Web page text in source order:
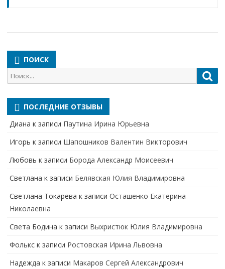
ПОИСК
Поиск
для:
ПОСЛЕДНИЕ ОТЗЫВЫ
Диана к записи Паутина Ирина Юрьевна
Игорь к записи Шапошников Валентин Викторович
Любовь к записи Борода Александр Моисеевич
Светлана к записи Белявская Юлия Владимировна
Cветлана Токарева к записи Осташенко Екатерина
Николаевна
Света Бодина к записи Выхристюк Юлия Владимировна
Фолькс к записи Ростовская Ирина Львовна
Надежда к записи Макаров Сергей Александрович